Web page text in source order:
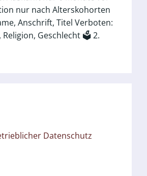
nur nach Alterskohorten
Anschrift, Titel Verboten:
Geschlecht 🗳️ 2.
Datenschutz